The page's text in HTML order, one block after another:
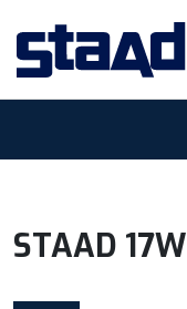
STAAD 17W